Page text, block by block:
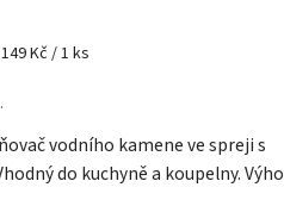
149 Kč / 1 ks
vodního kamene ve spreji s
do kuchyně a koupelny.